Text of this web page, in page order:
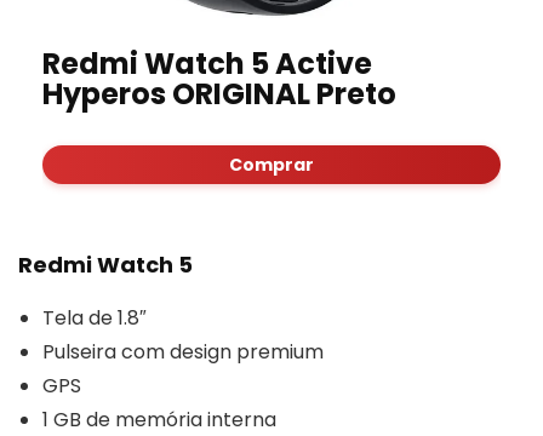
Redmi Watch 5 Active
Hyperos ORIGINAL Preto
Comprar
Redmi Watch 5
Tela de 1.8″
Pulseira com design premium
GPS
1 GB de memória interna